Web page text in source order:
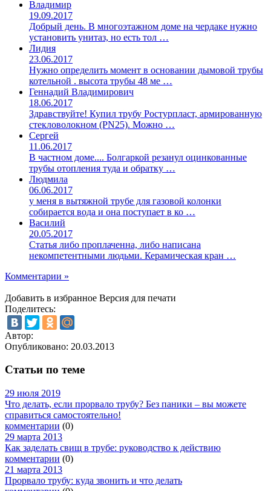
Владимир
19.09.2017
Добрый день. В многоэтажном доме на чердаке нужно
установить унитаз, но есть тол …
Лидия
23.06.2017
Нужно определить момент в основании дымовой трубы
котельной . высота трубы 48 ме …
Геннадий Владимирович
18.06.2017
Здравствуйте! Купил трубу Ростурпласт, армированную
стекловолокном (PN25). Можно …
Сергей
11.06.2017
В частном доме.... Болгаркой резанул оцинкованные
трубы отопления туда и обратку …
Людмила
06.06.2017
у меня в вытяжной трубе для газовой колонки
собирается вода и она поступает в ко …
Василий
20.05.2017
Статья либо проплаченна, либо написана
некомпетентными людьми. Керамическая кран …
Комментарии »
Добавить в избранное Версия для печати
Поделитесь:
Автор:
Опубликовано: 20.03.2013
Статьи по теме
29 июля 2019
Что делать, если прорвало трубу? Без паники – вы можете
справиться самостоятельно!
комментарии (0)
29 марта 2013
Как заделать свищ в трубе: руководство к действию
комментарии (0)
21 марта 2013
Прорвало трубу: куда звонить и что делать